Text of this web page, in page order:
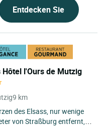
Entdecken Sie
Hôtel l'Ours de Mutzig
9 km
des Elsass, nur wenige
von Straßburg entfernt,